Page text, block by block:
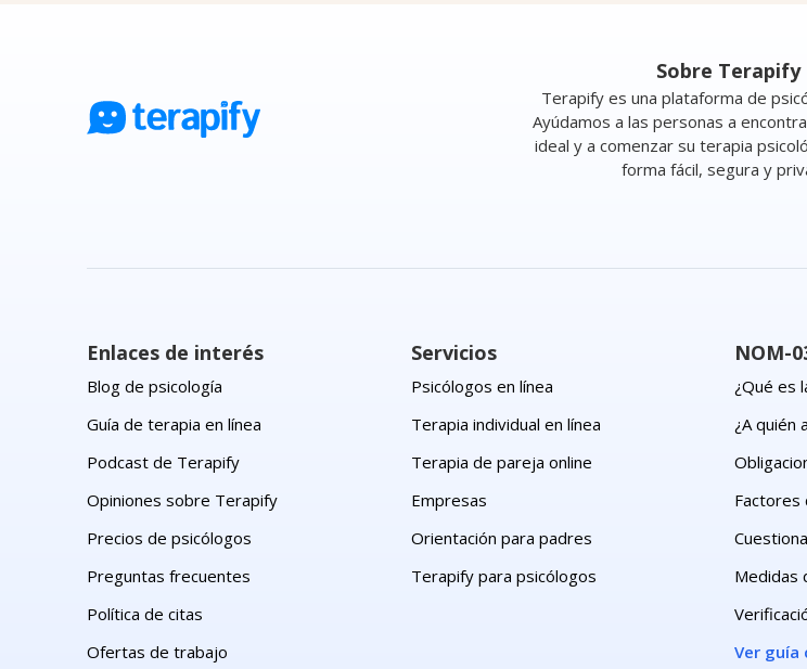
Sobre Terapify
Terapify es una plataforma de
Ayúdamos a las personas a
ideal y a comenzar su terapia
forma fácil, segura y
Enlaces de interés
Blog de psicología
Guía de terapia en línea
Podcast de Terapify
Opiniones sobre Terapify
Precios de psicólogos
Preguntas frecuentes
Política de citas
Ofertas de trabajo
Servicios
Psicólogos en línea
Terapia individual en línea
Terapia de pareja online
Empresas
Orientación para padres
Terapify para psicólogos
NOM-
¿Qué es
¿A quién
Factores
Medidas
Ver guía